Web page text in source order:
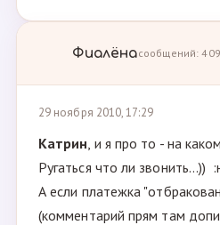
Фиалёнасообщений:
29 ноября 2010, 17:29
Кaтрин, и я про то - на
Ругаться что ли звонить...))
А если платежка
(комментарий прям там